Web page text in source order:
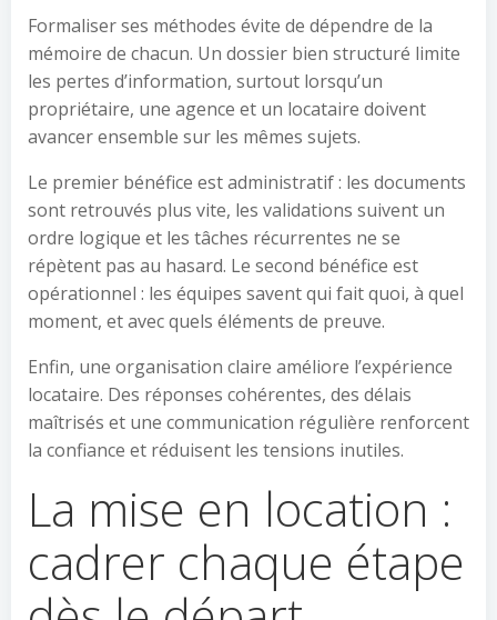
Formaliser ses méthodes évite de dépendre de la
mémoire de chacun. Un dossier bien structuré limite
les pertes d’information, surtout lorsqu’un
propriétaire, une agence et un locataire doivent
avancer ensemble sur les mêmes sujets.
Le premier bénéfice est administratif : les documents
sont retrouvés plus vite, les validations suivent un
ordre logique et les tâches récurrentes ne se
répètent pas au hasard. Le second bénéfice est
opérationnel : les équipes savent qui fait quoi, à quel
moment, et avec quels éléments de preuve.
Enfin, une organisation claire améliore l’expérience
locataire. Des réponses cohérentes, des délais
maîtrisés et une communication régulière renforcent
la confiance et réduisent les tensions inutiles.
La mise en location :
cadrer chaque étape